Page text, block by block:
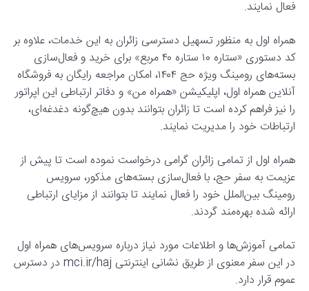
فعال نمایند.
همراه اول به منظور تسهیل دسترسی زائران به این خدمات، علاوه بر
کد دستوری «ستاره ۱۰ ستاره ۴۰ مربع» برای خرید و فعال‌سازی
بسته‌های رومینگ ویژه حج ۱۴۰۴، امکان مراجعه رایگان به فروشگاه
آنلاین همراه اول، اپلیکیشن «همراه من» و دفاتر ارتباطی این اپراتور
را نیز فراهم کرده است تا زائران بتوانند بدون هیچ‌گونه دغدغه‌ای،
ارتباطات خود را مدیریت نمایند.
همراه اول از تمامی زائران گرامی درخواست نموده است تا پیش از
عزیمت به سفر حج، با فعال‌سازی بسته‌های مذکور، سرویس
رومینگ بین‌الملل خود را فعال نمایند تا بتوانند از مزایای ارتباطی
ارائه شده بهره‌مند گردند.
تمامی آموزش‌ها و اطلاعات مورد نیاز درباره سرویس‌های همراه اول
در این سفر معنوی از طریق نشانی اینترنتی mci.ir/haj در دسترس
عموم قرار دارد.